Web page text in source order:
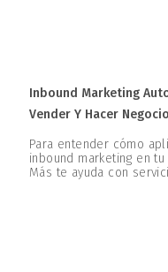
Inbound Marketing
Vender Y Hacer
Para entender cómo
inbound marketing en
Más te ayuda con